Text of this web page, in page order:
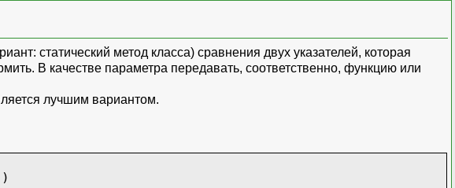
статический метод класса) сравнения двух указателей, которая
В качестве параметра передавать, соответственно, функцию или
лучшим вариантом.